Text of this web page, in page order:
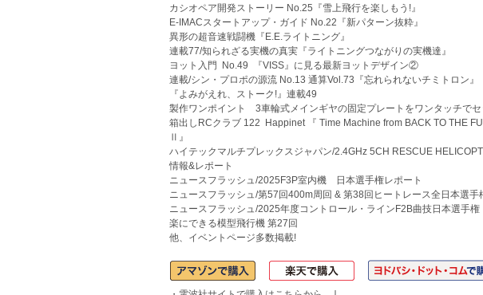
カシオペア開発ストーリー No.25『雪上飛行を楽しもう!』
E-IMACスタートアップ・ガイド No.22『新パターン抜粋』
異形の超音速戦闘機『E.E.ライトニング』
連載77/知られざる実機の真実『ライトニングつながりの実機達』
ヨット入門 No.49 『VISS』に見る最新ヨットデザイン②
連載/シン・プロポの源流 No.13 通算Vol.73『忘れられないチミトロン』
『よみがえれ、ストーク!』連載49
製作ワンポイント 3車輪式メインギヤの固定プレートをワンタッチでセ
箱出しRCクラブ 122 Happinet 『 Time Machine from BACK TO THE
Ⅱ』
ハイテックマルチプレックスジャパン/2.4GHz 5CH RESCUE
情報&レポート
ニュースフラッシュ/2025F3P室内機 日本選手権レポート
ニュースフラッシュ/第57回400m周回 & 第38回ヒートレース全日本選手
ニュースフラッシュ/2025年度コントロール・ラインF2B曲技日本選手権
楽にできる模型飛行機 第27回
他、イベントページ多数掲載!